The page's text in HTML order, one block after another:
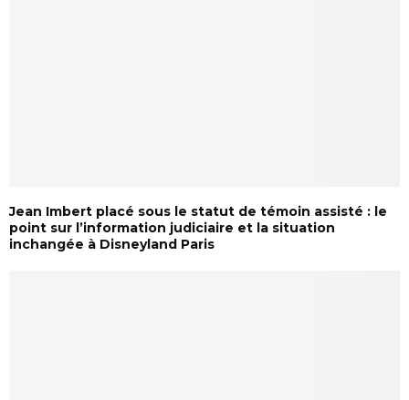
Jean Imbert placé sous le statut de témoin assisté : le
point sur l’information judiciaire et la situation
inchangée à Disneyland Paris